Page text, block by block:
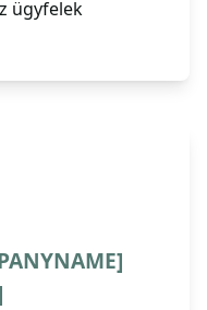
ügyfelek